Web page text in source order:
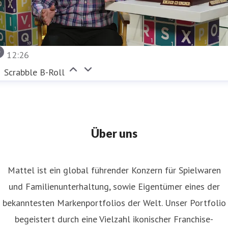
12:26
Scrabble B-Roll
Über uns
Mattel ist ein global führender Konzern für Spielwaren
und Familienunterhaltung, sowie Eigentümer eines der
bekanntesten Markenportfolios der Welt. Unser Portfolio
begeistert durch eine Vielzahl ikonischer Franchise-